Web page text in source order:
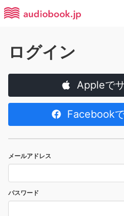
ログイン
Appleで
Facebook
メールアドレス
パスワード